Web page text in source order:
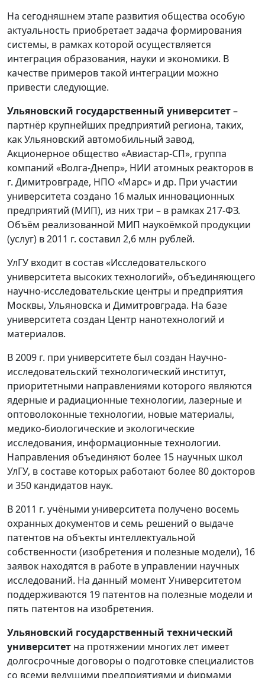
На сегодняшнем этапе развития общества особую
актуальность приобретает задача формирования
системы, в рамках которой осуществляется
интеграция образования, науки и экономики. В
качестве примеров такой интеграции можно
привести следующие.
Ульяновский государственный университет–
партнёр крупнейших предприятий региона, таких,
как Ульяновский автомобильный завод,
Акционерное общество «Авиастар-СП», группа
компаний «Волга-Днепр», НИИ атомных реакторов в
г. Димитровграде, НПО «Марс» и др. При участии
университета создано 16 малых инновационных
предприятий (МИП), из них три – в рамках 217-ФЗ.
Объём реализованной МИП наукоёмкой продукции
(услуг) в 2011 г. составил 2,6 млн рублей.
УлГУ входит в состав «Исследовательского
университета высоких технологий», объединяющего
научно-исследовательские центры и предприятия
Москвы, Ульяновска и Димитровграда. На базе
университета создан Центр нанотехнологий и
материалов.
В 2009 г. при университете был создан Научно-
исследовательский технологический институт,
приоритетными направлениями которого являются
ядерные и радиационные технологии, лазерные и
оптоволоконные технологии, новые материалы,
медико-биологические и экологические
исследования, информационные технологии.
Направления объединяют более 15 научных школ
УлГУ, в составе которых работают более 80 докторов
и 350 кандидатов наук.
В 2011 г. учёными университета получено восемь
охранных документов и семь решений о выдаче
патентов на объекты интеллектуальной
собственности (изобретения и полезные модели), 16
заявок находятся в работе в управлении научных
исследований. На данный момент Университетом
поддерживаются 19 патентов на полезные модели и
пять патентов на изобретения.
Ульяновский государственный технический
университет на протяжении многих лет имеет
долгосрочные договоры о подготовке специалистов
со всеми ведущими предприятиями и фирмами